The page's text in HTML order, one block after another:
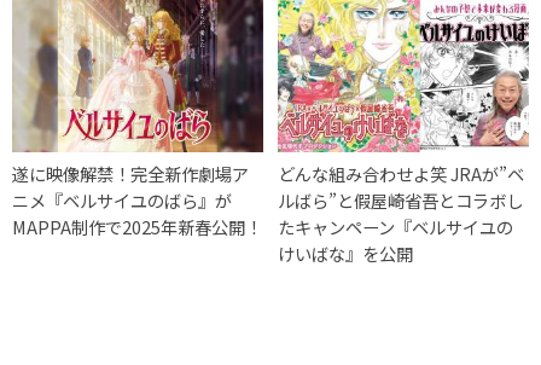
遂に映像解禁！完全新作劇場ア
ニメ『ベルサイユのばら』が
MAPPA制作で2025年新春公開！
どんな組み合わせよ笑 JRAが”ベ
ルばら”と假屋崎省吾とコラボし
たキャンペーン『ベルサイユの
けいばな』を公開